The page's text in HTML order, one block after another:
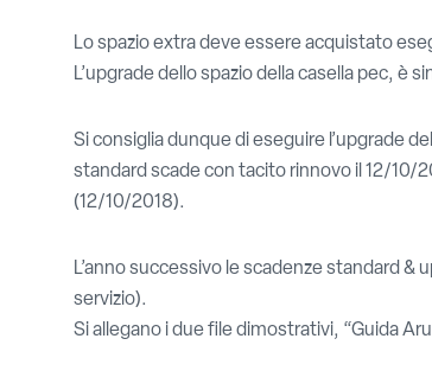
Lo spazio extra deve essere acquistato
L’upgrade dello spazio della casella pec, è
Si consiglia dunque di eseguire l’upgrade
standard scade con tacito rinnovo il 12/10/
(12/10/2018).
L’anno successivo le scadenze standard &
servizio).
Si allegano i due file dimostrativi, “Guida